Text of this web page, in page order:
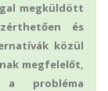
megküldött
és
közül
megfelelőt,
a probléma